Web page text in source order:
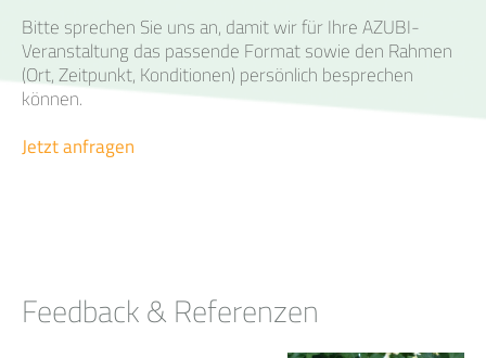
Bitte sprechen Sie uns an, damit wir für Ihre AZUBI-
Veranstaltung das passende Format sowie den Rahmen
(Ort, Zeitpunkt, Konditionen) persönlich besprechen
können.
Jetzt anfragen
Feedback & Referenzen